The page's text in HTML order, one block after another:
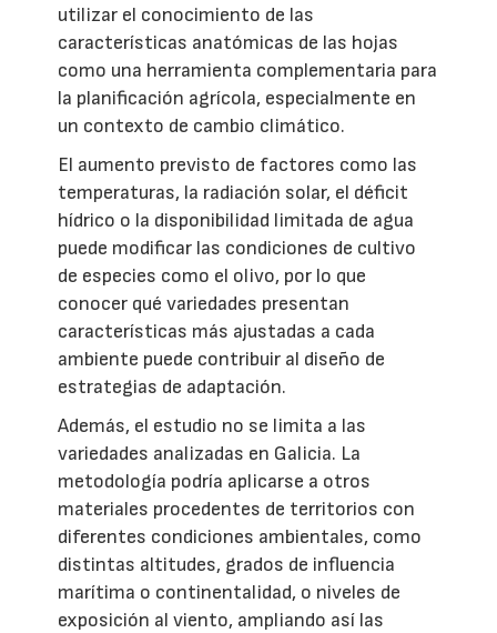
utilizar el conocimiento de las
características anatómicas de las hojas
como una herramienta complementaria para
la planificación agrícola, especialmente en
un contexto de cambio climático.
El aumento previsto de factores como las
temperaturas, la radiación solar, el déficit
hídrico o la disponibilidad limitada de agua
puede modificar las condiciones de cultivo
de especies como el olivo, por lo que
conocer qué variedades presentan
características más ajustadas a cada
ambiente puede contribuir al diseño de
estrategias de adaptación.
Además, el estudio no se limita a las
variedades analizadas en Galicia. La
metodología podría aplicarse a otros
materiales procedentes de territorios con
diferentes condiciones ambientales, como
distintas altitudes, grados de influencia
marítima o continentalidad, o niveles de
exposición al viento, ampliando así las